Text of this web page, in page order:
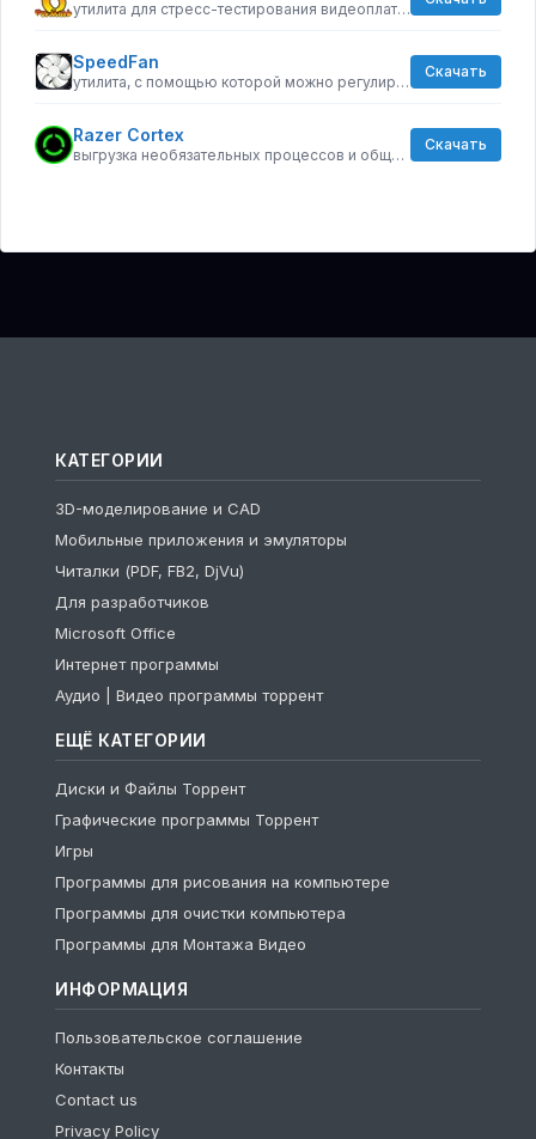
утилита для стресс-тестирования видеоплат, совместимых с API OpenGL
SpeedFan
утилита, с помощью которой можно регулировать скорость вращения кулеров компьютера
Скачать
Razer Cortex
выгрузка необязательных процессов и общая оптимизации ресурсов
Скачать
КАТЕГОРИИ
3D-моделирование и CAD
Мобильные приложения и эмуляторы
Читалки (PDF, FB2, DjVu)
Для разработчиков
Microsoft Office
Интернет программы
Аудио | Видео программы торрент
ЕЩЁ КАТЕГОРИИ
Диски и Файлы Торрент
Графические программы Торрент
Игры
Программы для рисования на компьютере
Программы для очистки компьютера
Программы для Монтажа Видео
ИНФОРМАЦИЯ
Пользовательское соглашение
Контакты
Contact us
Privacy Policy